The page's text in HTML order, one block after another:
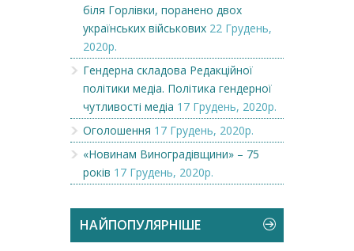
біля Горлівки, поранено двох
українських військових 22 Грудень,
2020р.
Гендерна складова Редакційної
політики медіа. Політика гендерної
чутливості медіа 17 Грудень, 2020р.
Оголошення 17 Грудень, 2020р.
«Новинам Виноградівщини» – 75
років 17 Грудень, 2020р.
НАЙПОПУЛЯРНІШЕ